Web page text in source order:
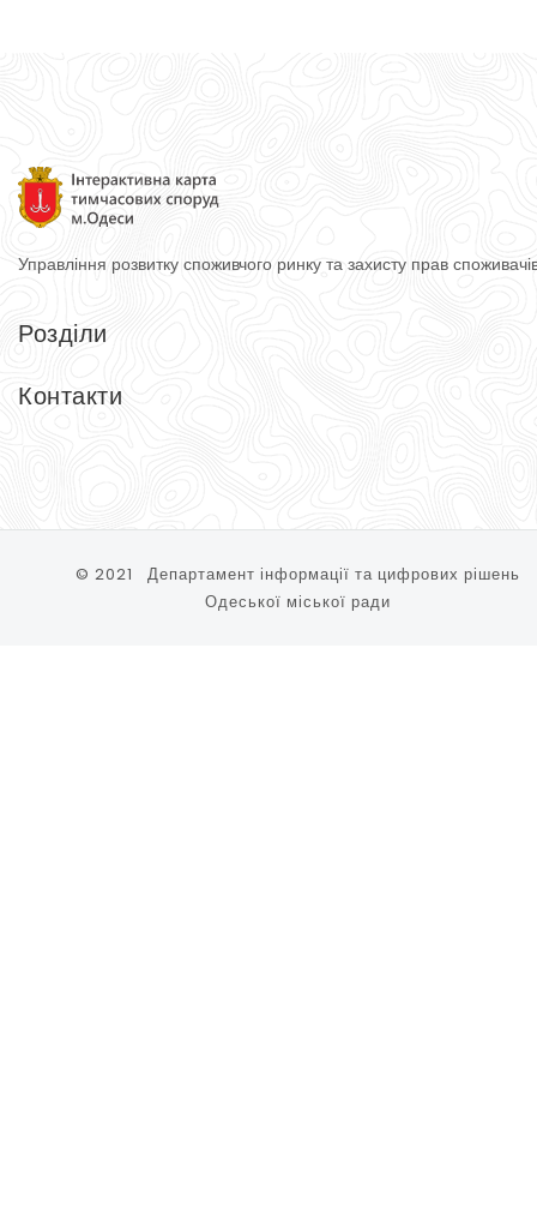
Управління розвитку споживчого ринку та захисту прав
Розділи
Головна
Довідник
Контакти
© 2021 Департамент інформації та цифрових рішень
Одеської міської ради